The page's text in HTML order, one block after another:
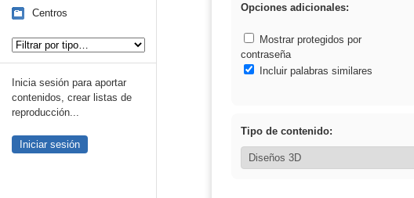
Centros
Inicia sesión para aportar
contenidos, crear listas de
reproducción...
Iniciar sesión
Opciones adicionales:
Mostrar protegidos por
contraseña
Incluir palabras similares
Tipo de contenido: